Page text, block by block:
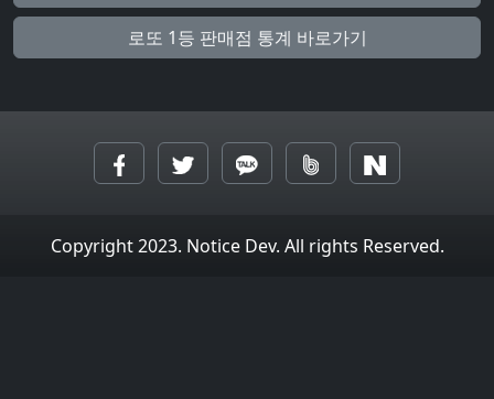
로또 1등 판매점 통계 바로가기
Copyright 2023. Notice Dev. All rights Reserved.